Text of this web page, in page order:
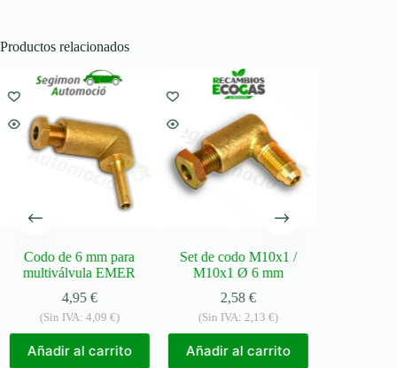
Productos relacionados
Codo de 6 mm para
multiválvula EMER
4,95 €
(Sin IVA: 4,09 €)
Añadir al carrito
Set de codo M10x1 /
M10x1 Ø 6 mm
2,58 €
(Sin IVA: 2,13 €)
Añadir al carrito